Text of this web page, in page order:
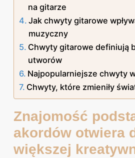
na gitarze
Jak chwyty gitarowe
muzyczny
Chwyty gitarowe definiują
utworów
Najpopularniejsze chwyty
Chwyty, które zmieniły
Znajomość
akordów otwiera
większej